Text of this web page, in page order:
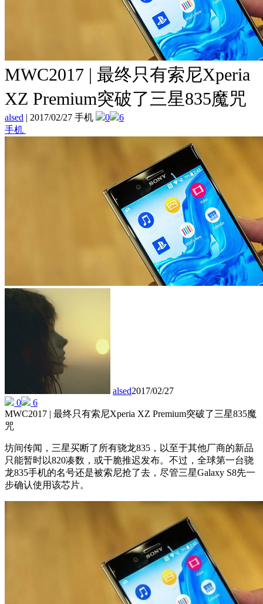
MWC2017 | 最终只有索尼Xperia
XZ Premium突破了三星835魔咒
alsed | 2017/02/27 手机 0
6
手机
alsed2017/02/27
0
6
MWC2017 | 最终只有索尼Xperia XZ Premium突破了三星835魔
咒
坊间传闻，三星买断了所有骁龙835，以至于其他厂商的新品
只能暂时以820凑数，或干脆推迟发布。不过，全球第一台骁
龙835手机的名号还是被索尼抢了去，尽管三星Galaxy S8先一
步确认使用该芯片。